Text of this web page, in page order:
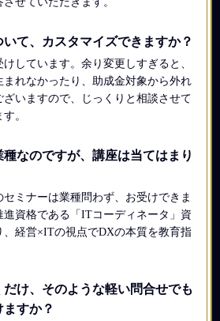
て、カスタマイズできますか？
しています。余り変更しすぎると、
まれなかったり、助成金対象から外れ
いますので、じっくりと相談させて
。
なのですが、講座は当てはまり
セミナーは業種問わず、お受けできま
進資格である「ITコーディネータ」資
、経営×ITの視点でDXの本質を教育指
だけ、そのような軽い問合せでも
すか？